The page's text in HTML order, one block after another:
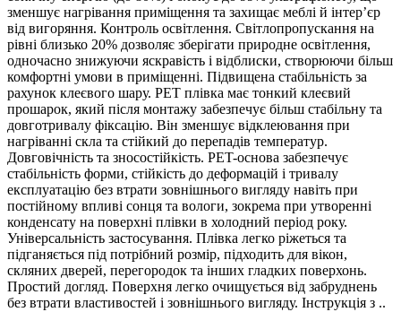
зменшує нагрівання приміщення та захищає меблі й інтер’єр
від вигоряння. Контроль освітлення. Світлопропускання на
рівні близько 20% дозволяє зберігати природне освітлення,
одночасно знижуючи яскравість і відблиски, створюючи більш
комфортні умови в приміщенні. Підвищена стабільність за
рахунок клеєвого шару. РЕТ плівка має тонкий клеєвий
прошарок, який після монтажу забезпечує більш стабільну та
довготривалу фіксацію. Він зменшує відклеювання при
нагріванні скла та стійкий до перепадів температур.
Довговічність та зносостійкість. PET-основа забезпечує
стабільність форми, стійкість до деформацій і тривалу
експлуатацію без втрати зовнішнього вигляду навіть при
постійному впливі сонця та вологи, зокрема при утворенні
конденсату на поверхні плівки в холодний період року.
Універсальність застосування. Плівка легко ріжеться та
підганяється під потрібний розмір, підходить для вікон,
скляних дверей, перегородок та інших гладких поверхонь.
Простий догляд. Поверхня легко очищується від забруднень
без втрати властивостей і зовнішнього вигляду. Інструкція з ..